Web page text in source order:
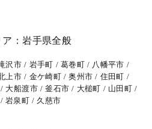
ア：岩手県全般
沢市 岩手町 葛巻町
八幡平市
上市 金ケ崎町 奥州市
住田町
大船渡市 釜石市 大槌町
山田町
岩泉町 久慈市